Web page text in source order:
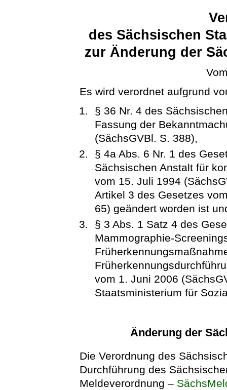
des Sächsischen
zur Änderung der
Es wird verordnet aufgrund
§ 36 Nr. 4 des
Fassung der
(SächsGVBl. S. 388),
§ 4a Abs. 6 Nr. 1 des
Sächsischen Anstalt für
vom 15. Juli 1994
Artikel 3 des Gesetzes
65) geändert worden ist
§ 3 Abs. 1 Satz 4 des
Mammographie-
vom 1. Juni 2006
Staatsministerium für
Änderung der
Die Verordnung des
Durchführung des
Meldeverordnung –